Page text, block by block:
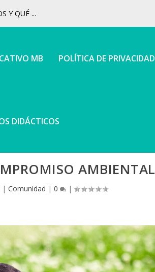
Y QUÉ ...
MB POLÍTICA DE PRIVACIDAD
DIDÁCTICOS
AMBIENTAL
| Comunidad | 0 |